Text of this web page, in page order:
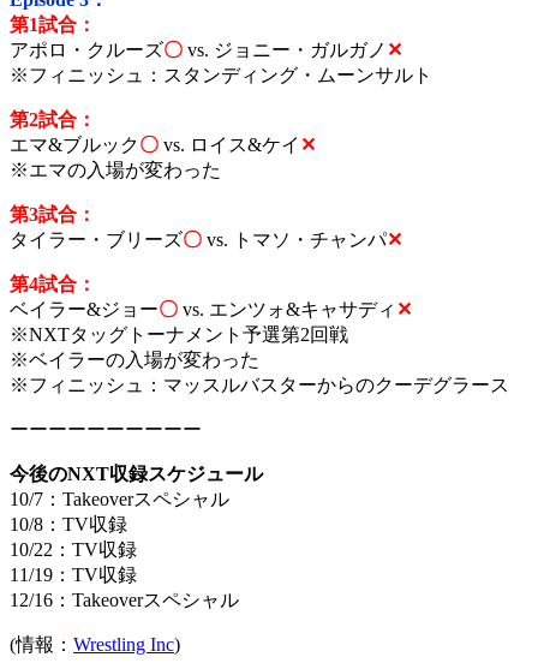
第1試合：
アポロ・クルーズ〇 vs. ジョニー・ガルガノ ✕
※フィニッシュ：スタンディング・ムーンサルト
第2試合：
エマ&ブルック〇 vs. ロイス&ケイ ✕
※エマの入場が変わった
第3試合：
タイラー・ブリーズ〇 vs. トマソ・チャンパ✕
第4試合：
ベイラー&ジョー〇 vs. エンツォ&キャサディ ✕
※NXTタッグトーナメント予選第2回戦
※ベイラーの入場が変わった
※フィニッシュ：マッスルバスターからのクーデグラース
ーーーーーーーーーー
今後のNXT収録スケジュール
10/7：Takeoverスペシャル
10/8：TV収録
10/22：TV収録
11/19：TV収録
12/16：Takeoverスペシャル
(情報： Wrestling Inc)